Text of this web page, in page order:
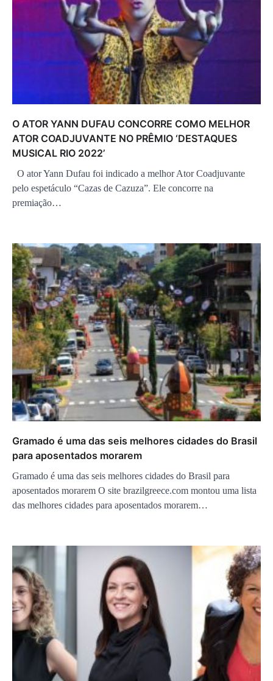
O ATOR YANN DUFAU CONCORRE COMO MELHOR
ATOR COADJUVANTE NO PRÊMIO ‘DESTAQUES
MUSICAL RIO 2022’
O ator Yann Dufau foi indicado a melhor Ator Coadjuvante
pelo espetáculo “Cazas de Cazuza”. Ele concorre na
premiação…
Gramado é uma das seis melhores cidades do Brasil
para aposentados morarem
Gramado é uma das seis melhores cidades do Brasil para
aposentados morarem O site brazilgreece.com montou uma lista
das melhores cidades para aposentados morarem…